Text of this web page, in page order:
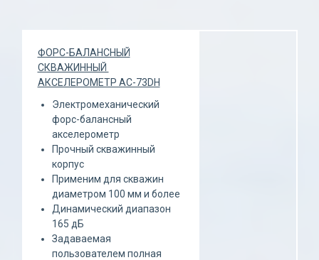
ФОРС-БАЛАНСНЫЙ
СКВАЖИННЫЙ
АКСЕЛЕРОМЕТР АС-73DH
Электромеханический
форс-балансный
акселерометр
Прочный скважинный
корпус
Применим для скважин
диаметром 100 мм и более
Динамический диапазон
165 дБ
Задаваемая
пользователем полная